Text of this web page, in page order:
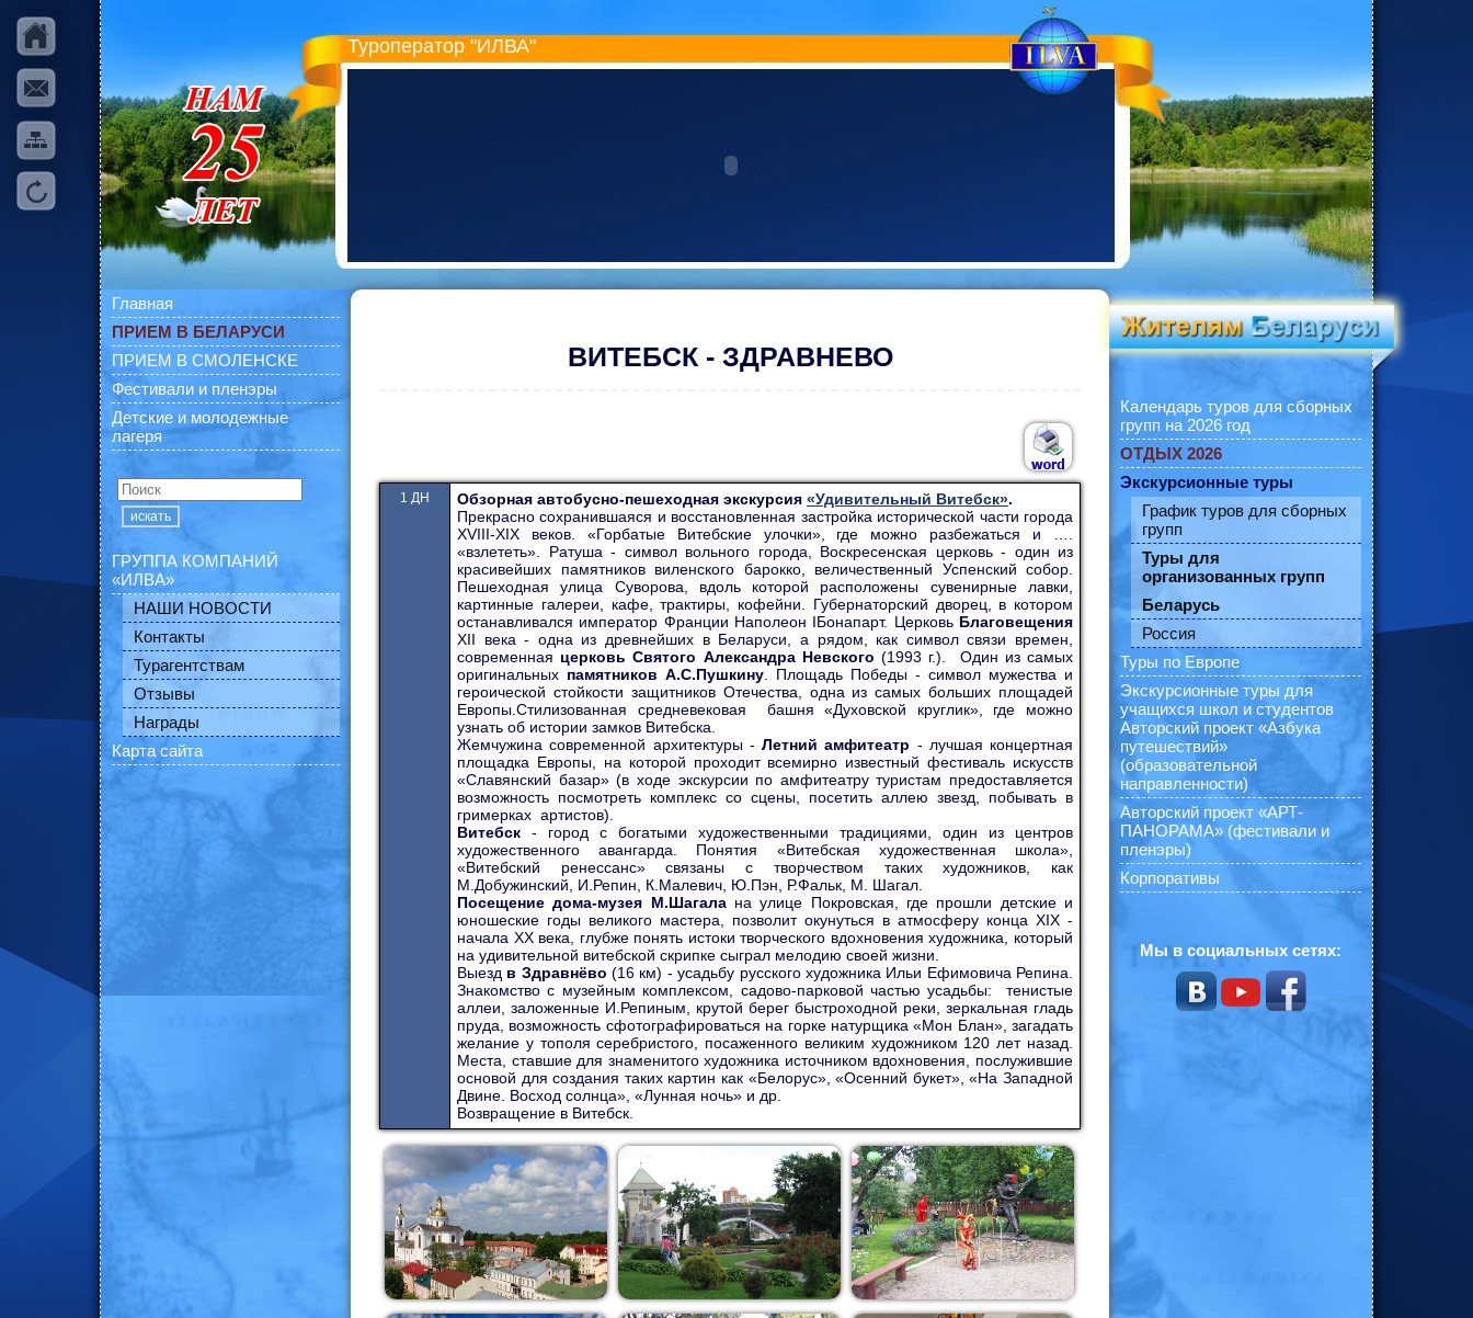
Туроператор "ИЛВА"
Главная
ПРИЕМ В БЕЛАРУСИ
ПРИЕМ В СМОЛЕНСКЕ
Фестивали и пленэры
Детские и молодежные
лагеря
искать
ГРУППА КОМПАНИЙ
«ИЛВА»
НАШИ НОВОСТИ
Контакты
Турагентствам
Отзывы
Награды
Карта сайта
ВИТЕБСК - ЗДРАВНЕВО
1 ДН Обзорная автобусно-пешеходная экскурсия «Удивительный Витебск».
Прекрасно сохранившаяся и восстановленная застройка исторической части города
XVIII-XIX веков. «Горбатые Витебские улочки», где можно разбежаться и ….
«взлететь». Ратуша - символ вольного города, Воскресенская церковь - один из
красивейших памятников виленского барокко, величественный Успенский собор.
Пешеходная улица Суворова, вдоль которой расположены сувенирные лавки,
картинные галереи, кафе, трактиры, кофейни. Губернаторский дворец, в котором
останавливался император Франции Наполеон IБонапарт. Церковь Благовещения
XII века - одна из древнейших в Беларуси, а рядом, как символ связи времен,
современная церковь Святого Александра Невского (1993 г.). Один из самых
оригинальных памятников А.С.Пушкину . Площадь Победы - символ мужества и
героической стойкости защитников Отечества, одна из самых больших площадей
Европы.Стилизованная средневековая башня «Духовской круглик», где можно
узнать об истории замков Витебска.
Жемчужина современной архитектуры - Летний амфитеатр - лучшая концертная
площадка Европы, на которой проходит всемирно известный фестиваль искусств
«Славянский базар» (в ходе экскурсии по амфитеатру туристам предоставляется
возможность посмотреть комплекс со сцены, посетить аллею звезд, побывать в
гримерках артистов).
Витебск - город с богатыми художественными традициями, один из центров
художественного авангарда. Понятия «Витебская художественная школа»,
«Витебский ренессанс» связаны с творчеством таких художников, как
М.Добужинский, И.Репин, К.Малевич, Ю.Пэн, Р.Фальк, М. Шагал.
Посещение дома-музея М.Шагалана улице Покровская, где прошли детские и
юношеские годы великого мастера, позволит окунуться в атмосферу конца XIX -
начала XX века, глубже понять истоки творческого вдохновения художника, который
на удивительной витебской скрипке сыграл мелодию своей жизни.
Выезд в Здравнёво(16 км) - усадьбу русского художника Ильи Ефимовича Репина.
Знакомство с музейным комплексом, садово-парковой частью усадьбы: тенистые
аллеи, заложенные И.Репиным, крутой берег быстроходной реки, зеркальная гладь
пруда, возможность сфотографироваться на горке натурщика «Мон Блан», загадать
желание у тополя серебристого, посаженного великим художником 120 лет назад.
Места, ставшие для знаменитого художника источником вдохновения, послужившие
основой для создания таких картин как «Белорус», «Осенний букет», «На Западной
Двине. Восход солнца», «Лунная ночь» и др.
Возвращение в Витебск.
Календарь туров для сборных
групп на 2026 год
ОТДЫХ 2026
Экскурсионные туры
График туров для сборных
групп
Туры для
организованных групп
Беларусь
Россия
Туры по Европе
Экскурсионные туры для
учащихся школ и студентов
Авторский проект «Азбука
путешествий»
(образовательной
направленности)
Авторский проект «АРТ-
ПАНОРАМА» (фестивали и
пленэры)
Корпоративы
Мы в социальных сетях: